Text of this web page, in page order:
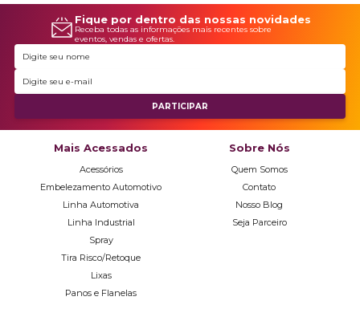
Fique por dentro das nossas novidades
Receba todas as informações mais recentes sobre
eventos, vendas e ofertas.
Mais Acessados
Acessórios
Embelezamento Automotivo
Linha Automotiva
Linha Industrial
Spray
Tira Risco/Retoque
Lixas
Panos e Flanelas
Sobre Nós
Quem Somos
Contato
Nosso Blog
Seja Parceiro